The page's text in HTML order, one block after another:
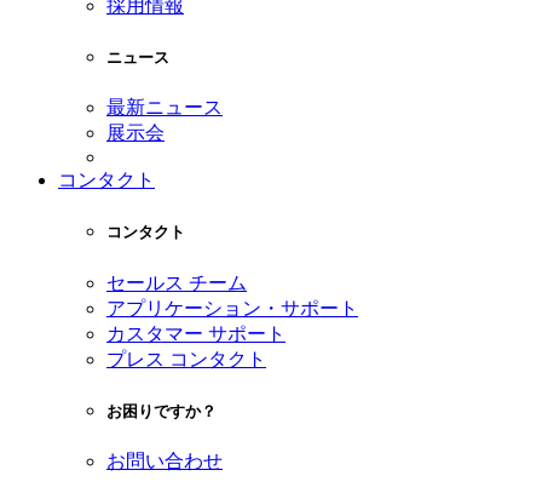
採用情報
ニュース
最新ニュース
展示会
コンタクト
コンタクト
セールス チーム
アプリケーション・サポート
カスタマー サポート
プレス コンタクト
お困りですか？
お問い合わせ